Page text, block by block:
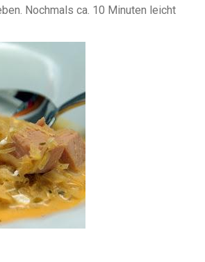
Nochmals ca. 10 Minuten leicht